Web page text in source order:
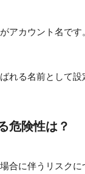
アカウント名で
れる名前として
危険性は？
合に伴うリスクに